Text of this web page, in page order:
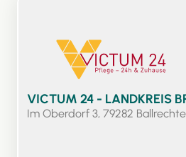
Im Oberdorf 3, 79282